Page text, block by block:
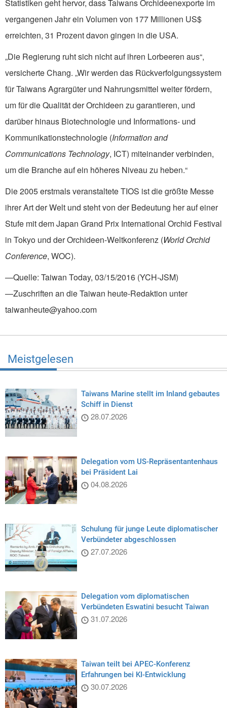
Statistiken geht hervor, dass Taiwans Orchideenexporte im
vergangenen Jahr ein Volumen von 177 Millionen US$
erreichten, 31 Prozent davon gingen in die USA.
„Die Regierung ruht sich nicht auf ihren Lorbeeren aus“,
versicherte Chang. „Wir werden das Rückverfolgungssystem
für Taiwans Agrargüter und Nahrungsmittel weiter fördern,
um für die Qualität der Orchideen zu garantieren, und
darüber hinaus Biotechnologie und Informations- und
Kommunikationstechnologie (Information and
Communications Technology, ICT) miteinander verbinden,
um die Branche auf ein höheres Niveau zu heben.“
Die 2005 erstmals veranstaltete TIOS ist die größte Messe
ihrer Art der Welt und steht von der Bedeutung her auf einer
Stufe mit dem Japan Grand Prix International Orchid Festival
in Tokyo und der Orchideen-Weltkonferenz (World Orchid
Conference, WOC).
—Quelle: Taiwan Today, 03/15/2016 (YCH-JSM)
—Zuschriften an die Taiwan heute-Redaktion unter
taiwanheute@yahoo.com
Meistgelesen
Taiwans Marine stellt im Inland gebautes
Schiff in Dienst
28.07.2026
Delegation vom US-Repräsentantenhaus
bei Präsident Lai
04.08.2026
Schulung für junge Leute diplomatischer
Verbündeter abgeschlossen
27.07.2026
Delegation vom diplomatischen
Verbündeten Eswatini besucht Taiwan
31.07.2026
Taiwan teilt bei APEC-Konferenz
Erfahrungen bei KI-Entwicklung
30.07.2026